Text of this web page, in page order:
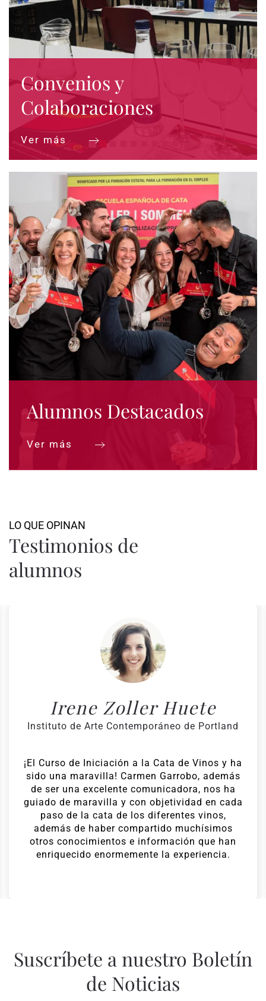
Convenios y
Colaboraciones
Ver más
Alumnos Destacados
Ver más
LO QUE OPINAN
Testimonios de
alumnos
Irene Zoller Huete
Instituto de Arte Contemporáneo de Portland
¡El Curso de Iniciación a la Cata de Vinos y ha
sido una maravilla! Carmen Garrobo, además
de ser una excelente comunicadora, nos ha
guiado de maravilla y con objetividad en cada
paso de la cata de los diferentes vinos,
además de haber compartido muchísimos
otros conocimientos e información que han
enriquecido enormemente la experiencia.
Suscríbete a nuestro Boletín
de Noticias